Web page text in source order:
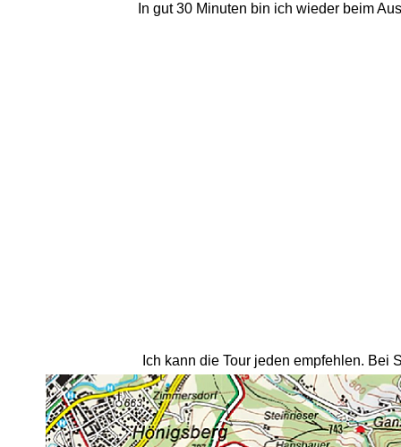
Ich kann die Tour jeden empfehlen.
In gut 30 Minuten bin ich wieder beim